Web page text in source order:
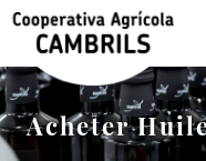
Acheter
LA